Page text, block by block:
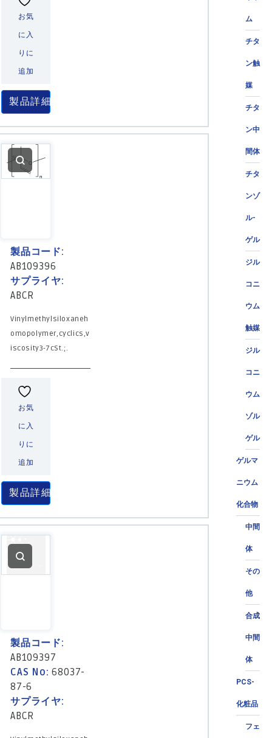
ム
チタ
ン触
媒
チタ
ン中
間体
チタ
ンゾ
ル-
ゲル
ジル
コニ
ウム
触媒
ジル
コニ
ウム
ゾル
ゲル
ゲルマ
ニウム
化合物
中間
体
その
他
合成
中間
体
PCS-
化粧品
フェ
お気
に入
りに
追加
製品詳細
製品コード:
AB109396
サプライヤ:
ABCR
Vinylmethylsiloxaneh
omopolymer,cyclics,v
iscosity3-7cSt.;.
お気
に入
りに
追加
製品詳細
製品コード:
AB109397
CAS No:68037-
87-6
サプライヤ:
ABCR